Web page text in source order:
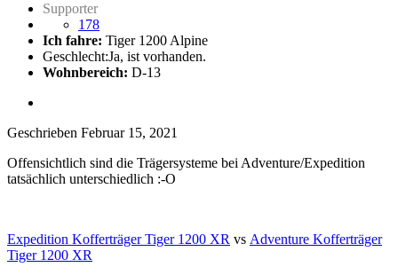
Supporter
178
Ich fahre: Tiger 1200 Alpine
Geschlecht:Ja, ist vorhanden.
Wohnbereich: D-13
Geschrieben Februar 15, 2021
Offensichtlich sind die Trägersysteme bei Adventure/Expedition
tatsächlich unterschiedlich :-O
Expedition Kofferträger Tiger 1200 XR vs Adventure Kofferträger
Tiger 1200 XR